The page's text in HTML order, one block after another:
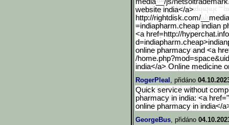
website india</a>
http://rightdisk.com/__me
=indiapharm.cheap indian
<a href=http://
online pharmacy and <a
/
india</a> Online medicine
RogerPleal , přidáno
Quick service without
pharmacy in india: <a
online pharmacy in india</
GeorgeBus, přidáno